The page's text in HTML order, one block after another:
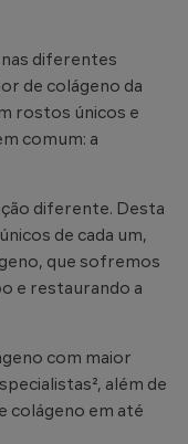
nas diferentes
de colágeno da
rostos únicos e
comum: a
diferente. Desta
de cada um,
que sofremos
e restaurando a
com maior
além de
colágeno em até